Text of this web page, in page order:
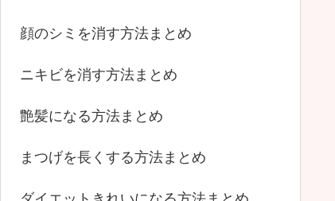
顔のシミを消す方法まとめ
ニキビを消す方法まとめ
艶髪になる方法まとめ
まつげを長くする方法まとめ